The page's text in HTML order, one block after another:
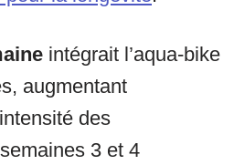
intégrait l’aqua-bike
augmentant
des
3 et 4